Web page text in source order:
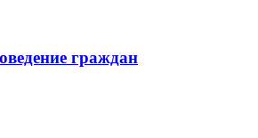
граждан